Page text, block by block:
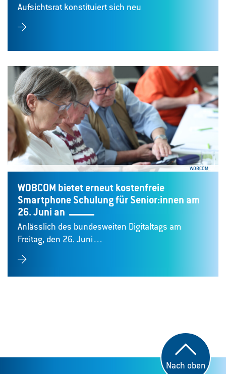
Aufsichtsrat konstituiert sich neu
WOBCOM
WOBCOM bietet erneut kostenfreie
Smartphone Schulung für Senior:innen am
26. Juni an
Anlässlich des bundesweiten Digitaltags am
Freitag, den 26. Juni…
Nach oben